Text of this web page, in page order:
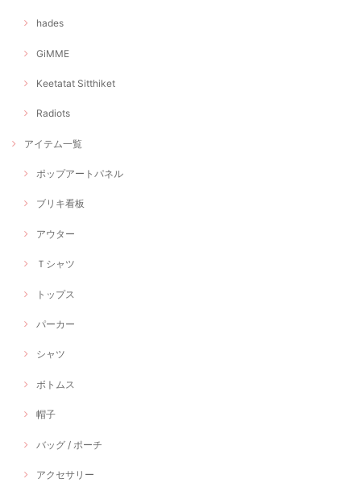
hades
GiMME
Keetatat Sitthiket
Radiots
アイテム一覧
ポップアートパネル
ブリキ看板
アウター
Ｔシャツ
トップス
パーカー
シャツ
ボトムス
帽子
バッグ / ポーチ
アクセサリー